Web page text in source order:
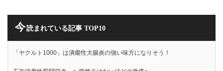
今読まれている記事 TOP10
「ヤクルト1000」は潰瘍性大腸炎の強い味方になりそう！